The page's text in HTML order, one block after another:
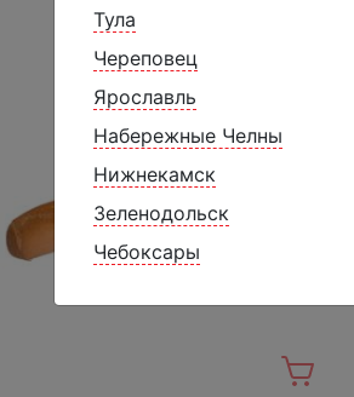
Тула
Череповец
Ярославль
Набережные Челны
Нижнекамск
Зеленодольск
Чебоксары